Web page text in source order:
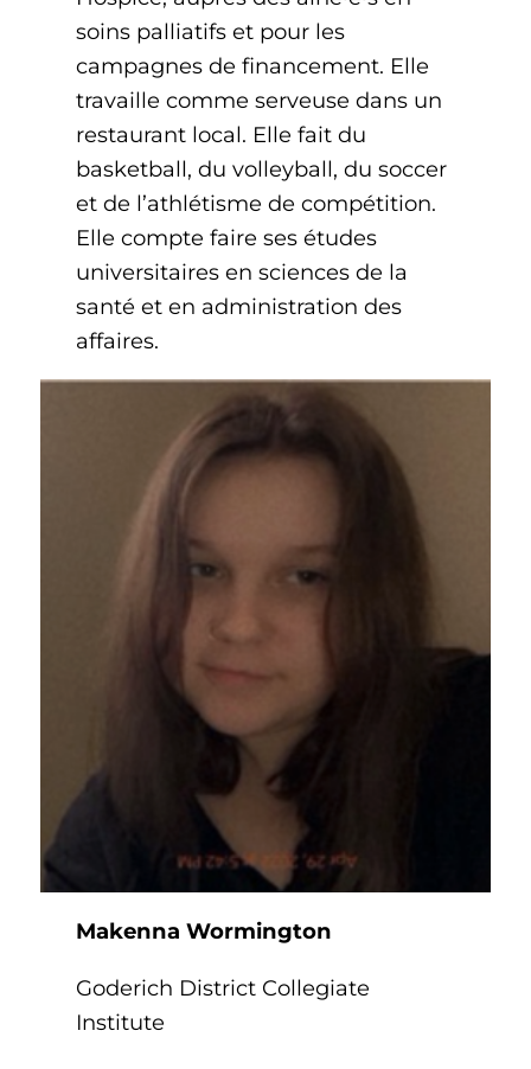
soins palliatifs et pour les
campagnes de financement. Elle
travaille comme serveuse dans un
restaurant local. Elle fait du
basketball, du volleyball, du soccer
et de l’athlétisme de compétition.
Elle compte faire ses études
universitaires en sciences de la
santé et en administration des
affaires.
Makenna Wormington
Goderich District Collegiate
Institute